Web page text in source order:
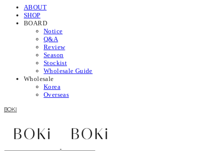
ABOUT
SHOP
BOARD
Notice
Q&A
Review
Season
Stockist
Wholesale Guide
Wholesale
Korea
Overseas
BOKI